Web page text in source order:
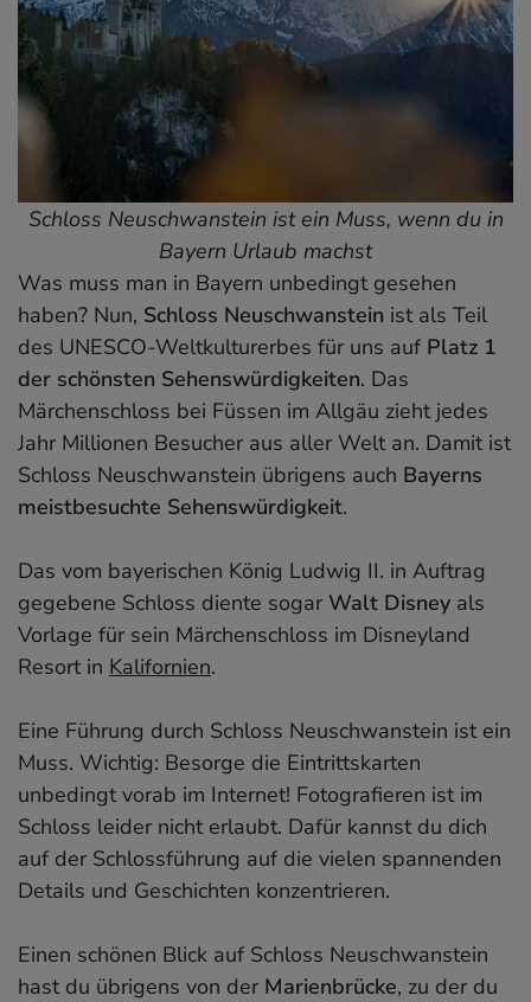
8. Wanderung zum Schrecksee
9. Residenz München
10. Felsburg Tüchersfeld
11. Kaiserburg Nürnberg
12. Hintersee
13. Kehlsteinhaus
14. Donaudurchbruch & Kloster Weltenburg
15. Wanderung durch die Partnachklamm
Karte mit allen wichtigen Sehenswürdigkeiten in
Bayern
Bayern-Reiseführer
Schloss Neuschwanstein ist ein Muss, wenn du in
Bayern Urlaub machst
Was muss man in Bayern unbedingt gesehen
haben? Nun, Schloss Neuschwanstein ist als Teil
des UNESCO-Weltkulturerbes für uns auf Platz 1
der schönsten Sehenswürdigkeiten. Das
Märchenschloss bei Füssen im Allgäu zieht jedes
Jahr Millionen Besucher aus aller Welt an. Damit ist
Schloss Neuschwanstein übrigens auch Bayerns
meistbesuchte Sehenswürdigkeit.
Das vom bayerischen König Ludwig II. in Auftrag
gegebene Schloss diente sogarWalt Disney als
Vorlage für sein Märchenschloss im Disneyland
Resort in Kalifornien.
Eine Führung durch Schloss Neuschwanstein ist ein
Muss. Wichtig: Besorge die Eintrittskarten
unbedingt vorab im Internet! Fotografieren ist im
Schloss leider nicht erlaubt. Dafür kannst du dich
auf der Schlossführung auf die vielen spannenden
Details und Geschichten konzentrieren.
Einen schönen Blick auf Schloss Neuschwanstein
hast du übrigens von der Marienbrücke, zu der du